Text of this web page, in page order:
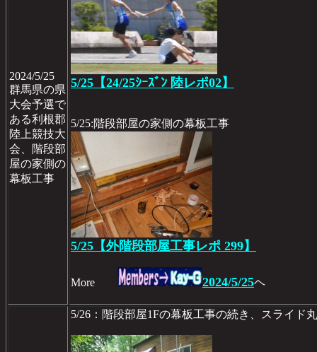
2024/5/25
群馬県の県
大会予選で
ある利根郡
陸上競技大
会、階段部
屋の家側の
幕板工事
5/25【24/25ｼｰｽﾞﾝ 陸レポ02】
5/25:階段部屋の家側の幕板工事
5/25【外階段部屋工事レポ 299】
More 2024/5/25ヘ
5/26：階段部屋1Fの幕板工事の続き、スライド